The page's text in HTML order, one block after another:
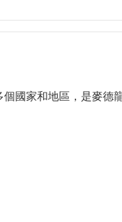
國家和地區，是麥